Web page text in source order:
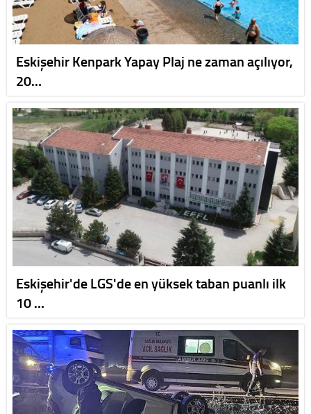
Eskişehir Kenpark Yapay Plaj ne zaman açılıyor,
20…
Eskişehir'de LGS'de en yüksek taban puanlı ilk
10 …